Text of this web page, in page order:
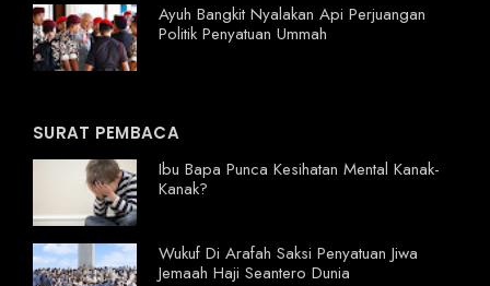
Ayuh Bangkit Nyalakan Api Perjuangan
Politik Penyatuan Ummah
SURAT PEMBACA
Ibu Bapa Punca Kesihatan Mental Kanak-
Kanak?
Wukuf Di Arafah Saksi Penyatuan Jiwa
Jemaah Haji Seantero Dunia